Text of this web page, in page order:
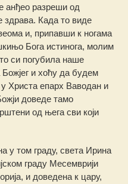
анђео разреши од
здрава. Када то виде
и, припавши к ногама
Бога истинога, молим
си погубила наше
Божјег и хоћу да будем
Христа епарх Ваводан и
доведе тамо
од њега сви који
у том граду, света Ирина
граду Месемврији
и доведена к цару,